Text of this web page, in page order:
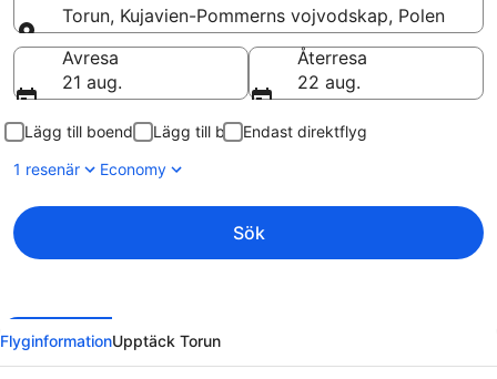
Torun, Kujavien-Pommerns vojvodskap, Polen
Till
Avresa
21 aug.
Återresa
22 aug.
Lägg till boende Lägg till bil
Endast direktflyg
1 resenär
Economy
Sök
FlyginformationUpptäck Torun